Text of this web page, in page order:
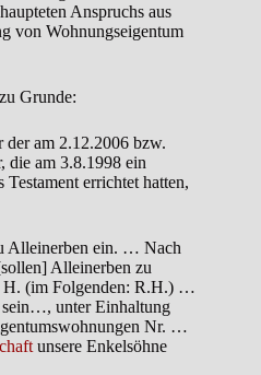
Anspruchs aus
von Wohnungseigentum
Grunde:
am 2.12.2006 bzw.
die am 3.8.1998 ein
errichtet hatten,
Alleinerben ein. … Nach
Alleinerben zu
H. (im Folgenden: R.H.) …
unter Einhaltung
Nr. …
unsere Enkelsöhne